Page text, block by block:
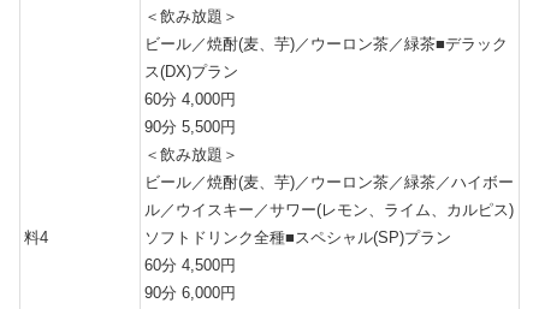
料4
＜飲み放題＞
ビール／焼酎(麦、芋)／ウーロン茶／緑茶■デラック
ス(DX)プラン
60分 4,000円
90分 5,500円
＜飲み放題＞
ビール／焼酎(麦、芋)／ウーロン茶／緑茶／ハイボー
ル／ウイスキー／サワー(レモン、ライム、カルピス)
ソフトドリンク全種■スペシャル(SP)プラン
60分 4,500円
90分 6,000円